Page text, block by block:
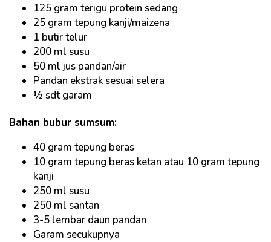
125 gram terigu protein sedang
25 gram tepung kanji/maizena
1 butir telur
200 ml susu
50 ml jus pandan/air
Pandan ekstrak sesuai selera
½ sdt garam
Bahan bubur sumsum:
40 gram tepung beras
10 gram tepung beras ketan atau 10 gram tepung
kanji
250 ml susu
250 ml santan
3-5 lembar daun pandan
Garam secukupnya